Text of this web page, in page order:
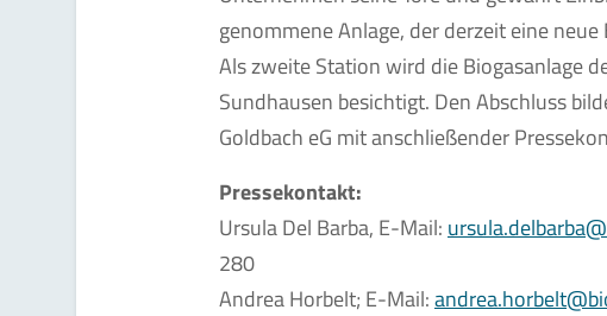
genommene Anlage, der derzeit eine
Als zweite Station wird die Biogasanlage
Sundhausen besichtigt. Den Abschluss
Goldbach eG mit anschließender
Pressekontakt:
Ursula Del Barba, E-Mail:
280
Andrea Horbelt; E-Mail: